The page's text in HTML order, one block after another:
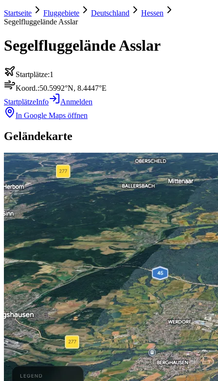
Startseite Fluggebiete Deutschland
Hessen
Segelfluggelände Asslar
Segelfluggelände Asslar
Startplätze:1
Koord.:50.5992°N, 8.4447°E
StartplätzeInfo
Anmelden
In Google Maps öffnen
Geländekarte